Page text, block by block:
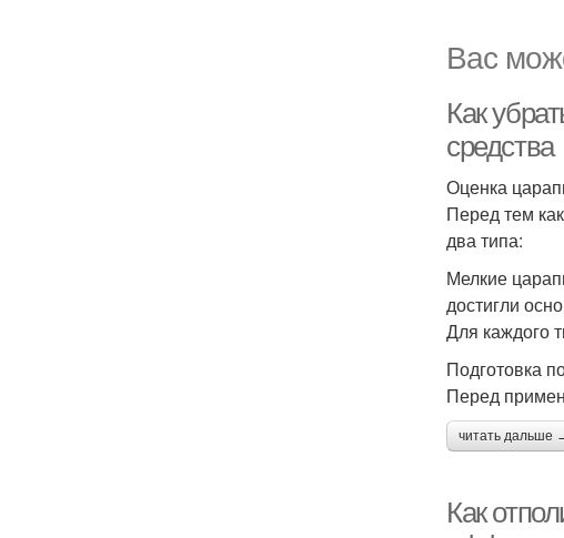
Вас
Как
средства
Оценка
Перед тем
два типа:
Мелкие
достигли
Для каждого
Подготовка
Перед
читать дальше
Как